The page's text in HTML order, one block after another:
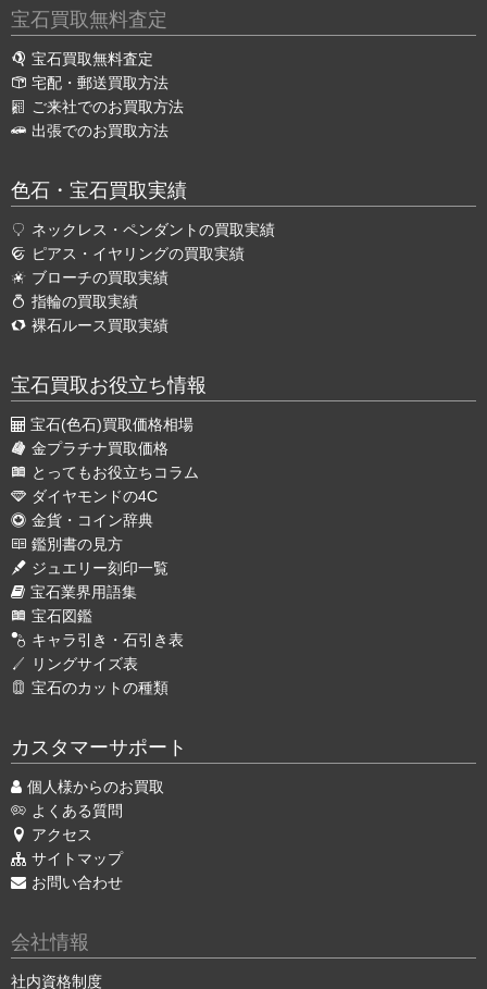
宝石買取無料査定
宝石買取無料査定
宅配・郵送買取方法
ご来社でのお買取方法
出張でのお買取方法
色石・宝石買取実績
ネックレス・ペンダントの買取実績
ピアス・イヤリングの買取実績
ブローチの買取実績
指輪の買取実績
裸石ルース買取実績
宝石買取お役立ち情報
宝石(色石)買取価格相場
金プラチナ買取価格
とってもお役立ちコラム
ダイヤモンドの4C
金貨・コイン辞典
鑑別書の見方
ジュエリー刻印一覧
宝石業界用語集
宝石図鑑
キャラ引き・石引き表
リングサイズ表
宝石のカットの種類
カスタマーサポート
個人様からのお買取
よくある質問
アクセス
サイトマップ
お問い合わせ
会社情報
社内資格制度